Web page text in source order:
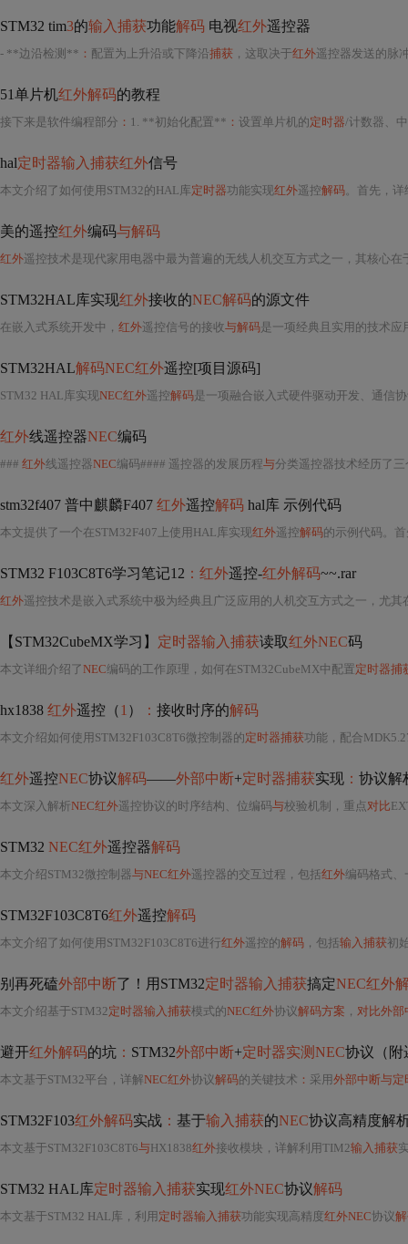
STM32 tim3的输入捕获功能解码 电视红外遥控器
- **边沿检测** ： 配置为上升沿或下降沿捕获 ，这取决于红外遥控器发送的脉
51单片机红外解码的教程
接下来是软件编程部分 ： 1. **初始化配置** ： 设置单片机的定时器/计数器、
hal定时器输入捕获红外信号
本文介绍了如何使用STM32的HAL库定时器功能实现红外遥控解码。首先，
美的遥控红外编码与解码
红外遥控技术是现代家用电器中最为普遍的无线人机交互方式之一，其核心在
STM32HAL库实现红外接收的NEC解码的源文件
在嵌入式系统开发中， 红外遥控信号的接收与解码是一项经典且实用的技术应用，尤其在基于ARM Cortex-M系列微控制器（
STM32HAL解码NEC红外遥控[项目源码]
STM32 HAL库实现NEC红外遥控解码是一项融合嵌入式硬件驱动开发、通信
红外线遥控器NEC编码
### 红外线遥控器NEC编码#### 遥控器的发展历程与分类遥控器技术经历了
stm32f407 普中麒麟F407 红外遥控解码 hal库 示例代码
本文提供了一个在STM32F407上使用HAL库实现红外遥控解码的示例代码。
STM32 F103C8T6学习笔记12 ：红外遥控-红外解码~~.rar
红外遥控技术是嵌入式系统中极为经典且广泛应用的人机交互方式之一，尤其在消费电子、智能家居、工业控制等领域扮演着不
【STM32CubeMX学习】 定时器输入捕获读取红外NEC码
本文详细介绍了NEC编码的工作原理，如何在STM32CubeMX中配置定时器捕
hx1838 红外遥控（1 ） ： 接收时序的解码
本文介绍如何使用STM32F103C8T6微控制器的定时器捕获功能，配合
红外遥控NEC协议解码——外部中断+定时器捕获实现 ： 协议解
本文深入解析NEC红外遥控协议的时序结构、位编码与校验机制，重点对比
STM32 NEC红外遥控器解码
本文介绍STM32微控制器与NEC红外遥控器的交互过程，包括红外编码格式、
STM32F103C8T6红外遥控解码
本文介绍了如何使用STM32F103C8T6进行红外遥控的解码 ，包括输入捕获初
别再死磕外部中断了！用STM32定时器输入捕获搞定NEC红外
本文介绍基于STM32定时器输入捕获模式的NEC红外协议解码方案 ， 对比外部
避开红外解码的坑 ： STM32外部中断+定时器实测NEC协议（附
本文基于STM32平台，详解NEC红外协议解码的关键技术 ： 采用外部中断与定
STM32F103红外解码实战 ： 基于输入捕获的NEC协议高精度解
本文基于STM32F103C8T6与HX1838红外接收模块，详解利用TIM2输入捕获
STM32 HAL库定时器输入捕获实现红外NEC协议解码
本文基于STM32 HAL库，利用 定时器输入捕获功能实现高精度红外NEC协议